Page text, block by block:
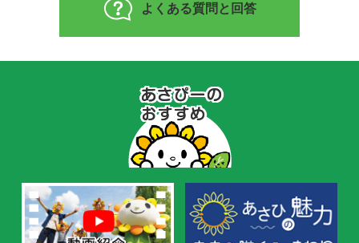
よくある質問と回答
の
お
す
め